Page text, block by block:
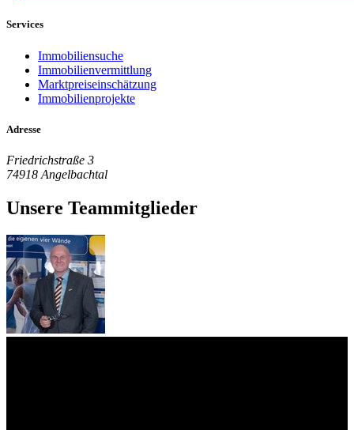
Services
Immobiliensuche
Immobilienvermittlung
Marktpreiseinschätzung
Immobilienprojekte
Adresse
Friedrichstraße 3
74918 Angelbachtal
Unsere Teammitglieder